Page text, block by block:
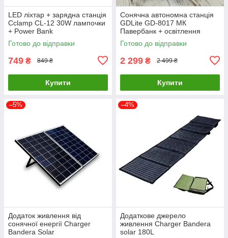
LED ліхтар + зарядна станція
Cclamp CL-12 30W лампочки
+ Power Bank
Готово до відправки
749 ₴ 849 ₴
Купити
Сонячна автономна станція
GDLite GD-8017 МК
Павербанк + освітлення
Готово до відправки
2 299 ₴ 2 499 ₴
Купити
–5%
Додаток живлення від
сонячної енергії Charger
Bandera Solar
–4%
Додаткове джерело
живлення Charger Bandera
solar 180L